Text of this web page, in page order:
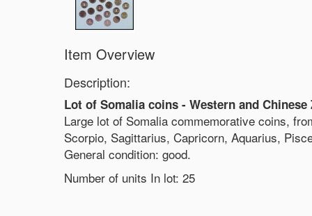
Item Overview
Description:
Lot of Somalia coins - Western and
Large lot of Somalia commemorative coins,
Scorpio, Sagittarius, Capricorn, Aquarius,
General condition: good.
Number of units In lot: 25